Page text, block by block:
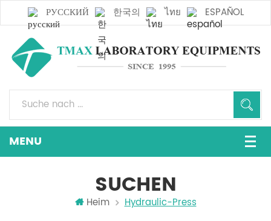
РУССКИЙ 한국의 ไทย ESPAÑOL
SUCHEN
Heim Hydraulic-Press